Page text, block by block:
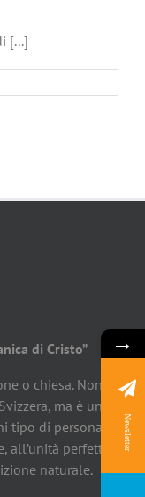
[...]
di Cristo”
o chiesa. Non è
ma è una
tipo di persona,
perfetta,
naturale.
→
Newsletter